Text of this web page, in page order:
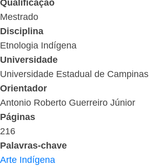
Qualificação
Mestrado
Disciplina
Etnologia Indígena
Universidade
Universidade Estadual de Campinas
Orientador
Antonio Roberto Guerreiro Júnior
Páginas
216
Palavras-chave
Arte Indígena